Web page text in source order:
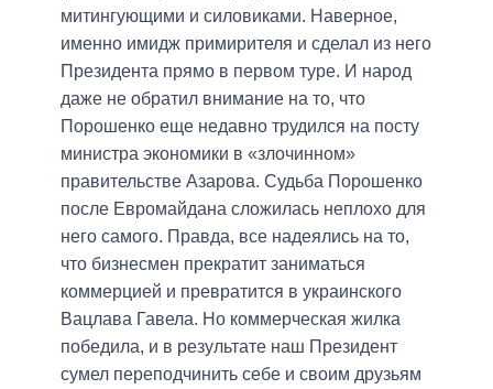
митингующими и силовиками. Наверное,
именно имидж примирителя и сделал из него
Президента прямо в первом туре. И народ
даже не обратил внимание на то, что
Порошенко еще недавно трудился на посту
министра экономики в «злочинном»
правительстве Азарова. Судьба Порошенко
после Евромайдана сложилась неплохо для
него самого. Правда, все надеялись на то,
что бизнесмен прекратит заниматься
коммерцией и превратится в украинского
Вацлава Гавела. Но коммерческая жилка
победила, и в результате наш Президент
сумел переподчинить себе и своим друзьям